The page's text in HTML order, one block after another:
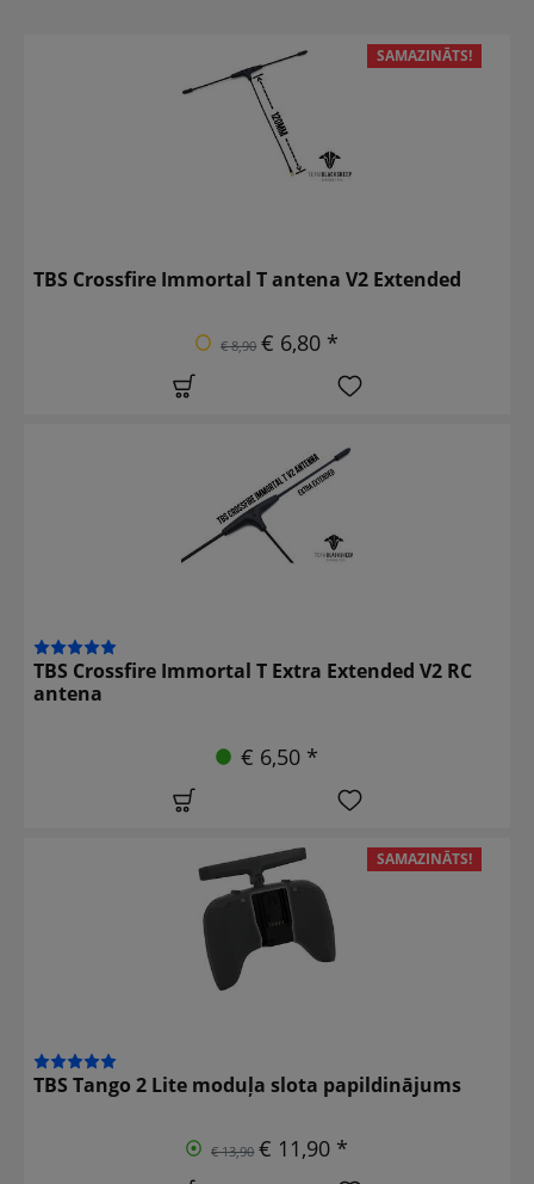
SAMAZINĀTS!
TBS Crossfire Immortal T antena V2 Extended
€ 8,90 € 6,80 *
TBS Crossfire Immortal T Extra Extended V2 RC
antena
€ 6,50 *
SAMAZINĀTS!
TBS Tango 2 Lite moduļa slota papildinājums
€ 13,90 € 11,90 *